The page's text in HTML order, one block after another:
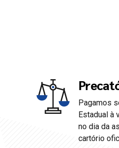
Pagamos
Estadual à
no dia da
cartório
00